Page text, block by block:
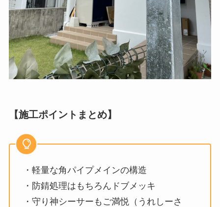
【施工ポイントまとめ】
・軽量な角パイプメインの構造
・防錆処理はもちろんドブメッキ
・守り神シーサーもご満悦（うれしーさ